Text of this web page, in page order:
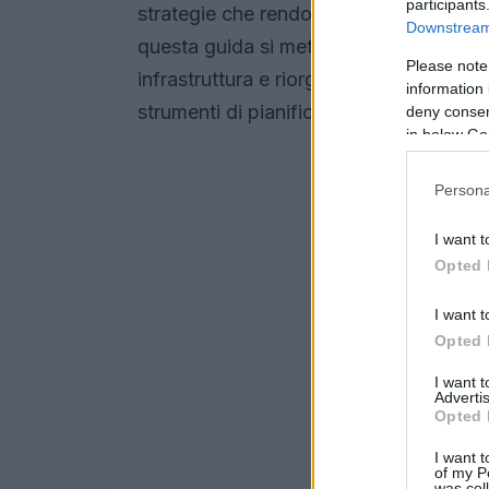
Please
information
deny
in below
I want
Opted
I want
Opted
I want
Opted
I want
of my
strategie che rendono la città capace
questa guida si mette a fuoco come
infrastruttura e riorganizzare la
strumenti di pianificazione come